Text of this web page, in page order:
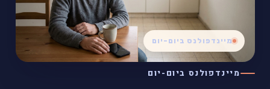
מיינדפולנס ביום-יום
מיינדפולנס ביום-יום